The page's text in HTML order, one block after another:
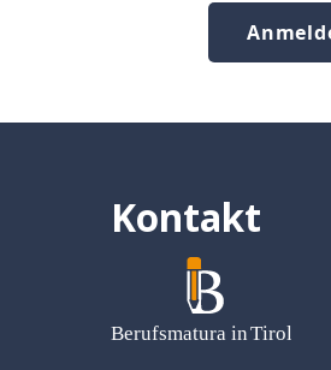
Kontakt